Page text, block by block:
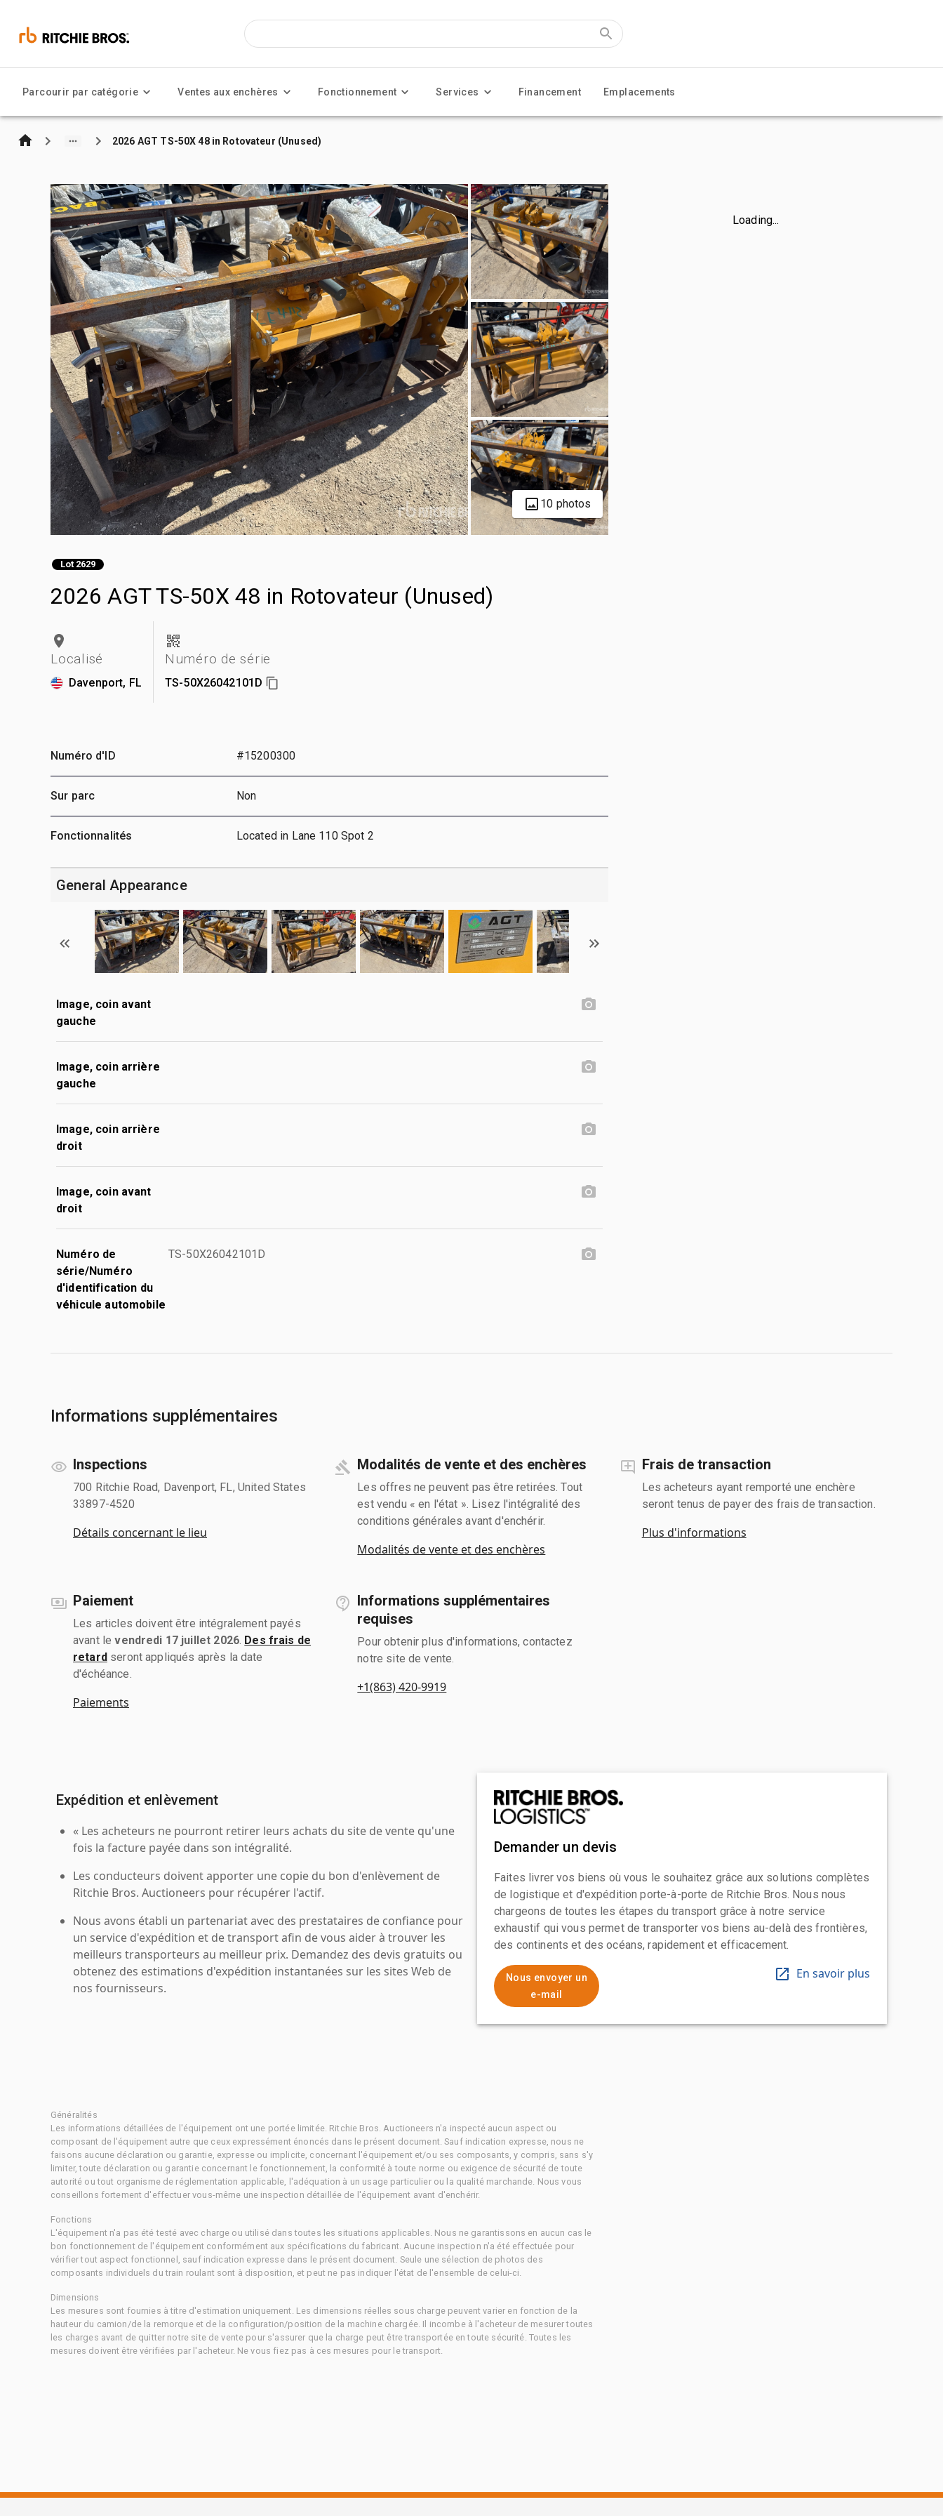
Parcourir par catégorie Ventes aux enchères Fonctionnement Services Financement Emplacements
2026 AGT TS-50X 48 in Rotovateur (Unused)
10 photos
Lot 2629
2026 AGT TS-50X 48 in Rotovateur (Unused)
Localisé
Davenport, FL
Numéro de série
TS-50X26042101D
Loading...
Numéro d'ID #15200300
Sur parc Non
Fonctionnalités Located in Lane 110 Spot 2
General Appearance
Image, coin avant
gauche
Image, coin arrière
gauche
Image, coin arrière
droit
Image, coin avant
droit
Numéro de
série/Numéro
d'identification du
véhicule automobile
TS-50X26042101D
Informations supplémentaires
Inspections
700 Ritchie Road, Davenport, FL, United States
33897-4520
Détails concernant le lieu
Modalités de vente et des enchères
Les offres ne peuvent pas être retirées. Tout
est vendu « en l'état ». Lisez l'intégralité des
conditions générales avant d'enchérir.
Modalités de vente et des enchères
Frais de transaction
Les acheteurs ayant remporté une enchère
seront tenus de payer des frais de transaction.
Plus d'informations
Paiement
Les articles doivent être intégralement payés
avant levendredi 17 juillet 2026. Des frais de
retardseront appliqués après la date
d'échéance.
Paiements
Informations supplémentaires
requises
Pour obtenir plus d'informations, contactez
notre site de vente.
+1(863) 420-9919
Expédition et enlèvement
« Les acheteurs ne pourront retirer leurs achats du site de vente qu'une
fois la facture payée dans son intégralité.
Les conducteurs doivent apporter une copie du bon d'enlèvement de
Ritchie Bros. Auctioneers pour récupérer l'actif.
Nous avons établi un partenariat avec des prestataires de confiance pour
un service d'expédition et de transport afin de vous aider à trouver les
meilleurs transporteurs au meilleur prix. Demandez des devis gratuits ou
obtenez des estimations d'expédition instantanées sur les sites Web de
nos fournisseurs.
Demander un devis
Faites livrer vos biens où vous le souhaitez grâce aux solutions complètes
de logistique et d'expédition porte-à-porte de Ritchie Bros. Nous nous
chargeons de toutes les étapes du transport grâce à notre service
exhaustif qui vous permet de transporter vos biens au-delà des frontières,
des continents et des océans, rapidement et efficacement.
Nous envoyer un
e-mail
En savoir plus
Généralités
Les informations détaillées de l'équipement ont une portée limitée. Ritchie Bros. Auctioneers n'a inspecté aucun aspect ou
composant de l'équipement autre que ceux expressément énoncés dans le présent document. Sauf indication expresse, nous ne
faisons aucune déclaration ou garantie, expresse ou implicite, concernant l'équipement et/ou ses composants, y compris, sans s'y
limiter, toute déclaration ou garantie concernant le fonctionnement, la conformité à toute norme ou exigence de sécurité de toute
autorité ou tout organisme de réglementation applicable, l'adéquation à un usage particulier ou la qualité marchande. Nous vous
conseillons fortement d'effectuer vous-même une inspection détaillée de l'équipement avant d'enchérir.
Fonctions
L'équipement n'a pas été testé avec charge ou utilisé dans toutes les situations applicables. Nous ne garantissons en aucun cas le
bon fonctionnement de l'équipement conformément aux spécifications du fabricant. Aucune inspection n'a été effectuée pour
vérifier tout aspect fonctionnel, sauf indication expresse dans le présent document. Seule une sélection de photos des
composants individuels du train roulant sont à disposition, et peut ne pas indiquer l'état de l'ensemble de celui-ci.
Dimensions
Les mesures sont fournies à titre d'estimation uniquement. Les dimensions réelles sous charge peuvent varier en fonction de la
hauteur du camion/de la remorque et de la configuration/position de la machine chargée. Il incombe à l'acheteur de mesurer toutes
les charges avant de quitter notre site de vente pour s'assurer que la charge peut être transportée en toute sécurité. Toutes les
mesures doivent être vérifiées par l'acheteur. Ne vous fiez pas à ces mesures pour le transport.